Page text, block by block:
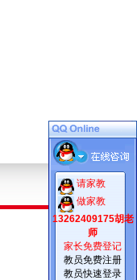
请家教
做家教
13262409175胡老
师
家长免费登记
教员免费注册
教员快速登录